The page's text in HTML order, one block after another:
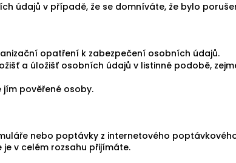
údajů v případě, že se domníváte, že bylo
opatření k zabezpečení osobních údajů.
a úložišť osobních údajů v listinné podobě,
pověřené osoby.
nebo poptávky z internetového
v celém rozsahu přijímáte.